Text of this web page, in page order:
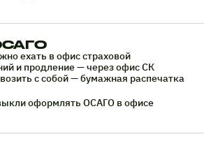
ехать в офис страховой
и продление — через офис СК
с собой — бумажная распечатка
оформлять ОСАГО в офисе